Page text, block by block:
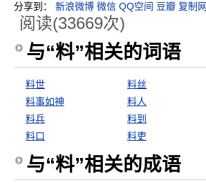
分享到： 新浪微博 微信 QQ空间 豆瓣 复制
阅读(33669次)
与“料”相关的词语
料世 料丝
料事如神
料人
料兵
料到
料口
料吏
与“料”相关的成语